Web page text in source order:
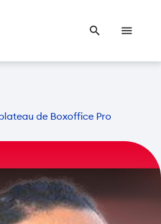
search menu
de Boxoffice Pro